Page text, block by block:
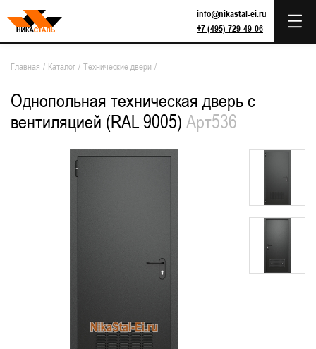
info@nikastal-ei.ru
+7 (495) 729-49-06
Главная / Каталог / Технические двери /
Однопольная техническая дверь с
вентиляцией (RAL 9005) Арт536